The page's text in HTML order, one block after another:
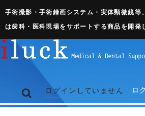
手術撮影・手術録画システム・実体顕微鏡等
は歯科・医科現場をサポートする商品を開発
ログインしていません ロ